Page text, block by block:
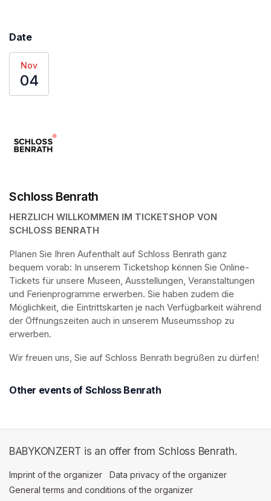
Date
Nov
04
Schloss Benrath
HERZLICH WILLKOMMEN IM TICKETSHOP VON
SCHLOSS BENRATH
Planen Sie Ihren Aufenthalt auf Schloss Benrath ganz
bequem vorab: In unserem Ticketshop können Sie Online-
Tickets für unsere Museen, Ausstellungen, Veranstaltungen
und Ferienprogramme erwerben. Sie haben zudem die
Möglichkeit, die Eintrittskarten je nach Verfügbarkeit während
der Öffnungszeiten auch in unserem Museumsshop zu
erwerben.
Wir freuen uns, Sie auf Schloss Benrath begrüßen zu dürfen!
Other events of Schloss Benrath
BABYKONZERT is an offer from Schloss Benrath.
Imprint of the organizer (opens in a new tab)
Data privacy of the organizer
General terms and conditions of the organizer